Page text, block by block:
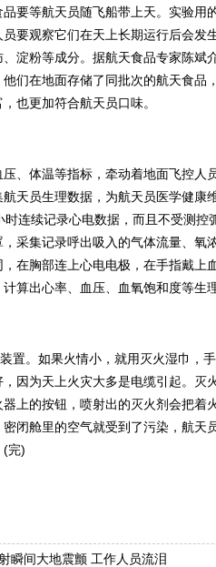
要等航天员随飞船带上天。实验用
要观察它们在天上长期运行后会发
淀粉等成分。据航天食品专家陈斌
们在地面存储了同批次的航天食品
也更加符合航天员口味。
、体温等指标，牵动着地面飞控人
天员生理数据，为航天员医学健康
连续记录心电数据，而且不受测控
采集记录呼出吸入的气体流量、氧
在胸部连上心电电极，在手指戴上
算出心率、血压、血氧饱和度等生理
置。如果火情小，就用灭火湿巾，
因为天上火灾大多是电缆引起。灭
上的按钮，喷射出的灭火剂会把着
闭舱里的空气就受到了污染，航天
(完)
瞬间大地震颤 工作人员流泪